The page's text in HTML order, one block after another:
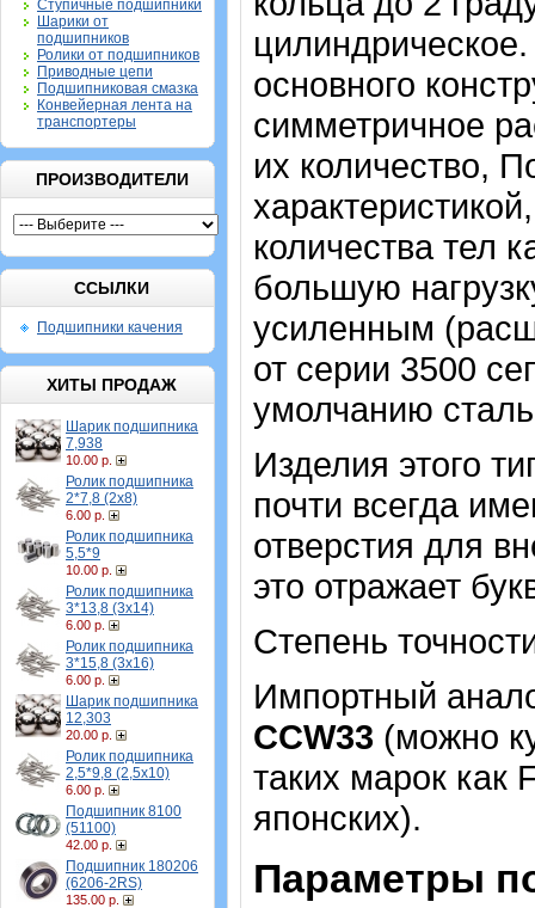
Ступичные подшипники
Шарики от
подшипников
Ролики от подшипников
Приводные цепи
Подшипниковая смазка
Конвейерная лента на
транспортеры
ПРОИЗВОДИТЕЛИ
ССЫЛКИ
Подшипники качения
ХИТЫ ПРОДАЖ
Шарик подшипника
7,938
10.00 р.
Ролик подшипника
2*7,8 (2х8)
6.00 р.
Ролик подшипника
5,5*9
10.00 р.
Ролик подшипника
3*13,8 (3х14)
6.00 р.
Ролик подшипника
3*15,8 (3х16)
6.00 р.
Шарик подшипника
12,303
20.00 р.
Ролик подшипника
2,5*9,8 (2,5х10)
6.00 р.
Подшипник 8100
(51100)
42.00 р.
Подшипник 180206
(6206-2RS)
135.00 р.
основного
симметричное
их количество,
количества тел
большую
усиленным
от серии 3500
умолчанию
Изделия этого
почти всегда
отверстия для
это отражает
Степень
Импортный
СCW33 (можно
таких марок как
японских).
Параметры